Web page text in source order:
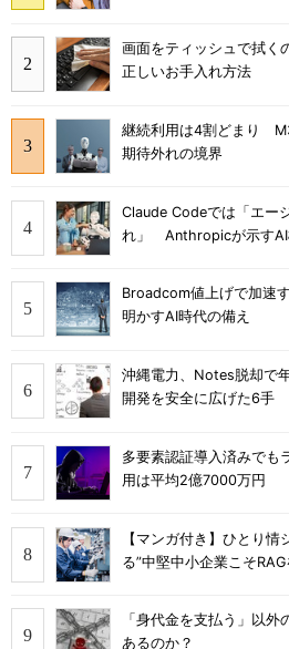
画面をティッシュで拭
正しいお手入れ方法
継続利用は4割どまり
期待外れの境界
Claude Codeでは「エー
れ」 Anthropicが示すAI
Broadcom値上げで加速
明かすAI時代の備え
沖縄電力、Notes脱却で
開発を安全に広げた6手
多要素認証導入済みで
用は平均2億7000万円
【マンガ付き】ひとり情
る”中堅中小企業こそ
「身代金を支払う」以
あるのか？